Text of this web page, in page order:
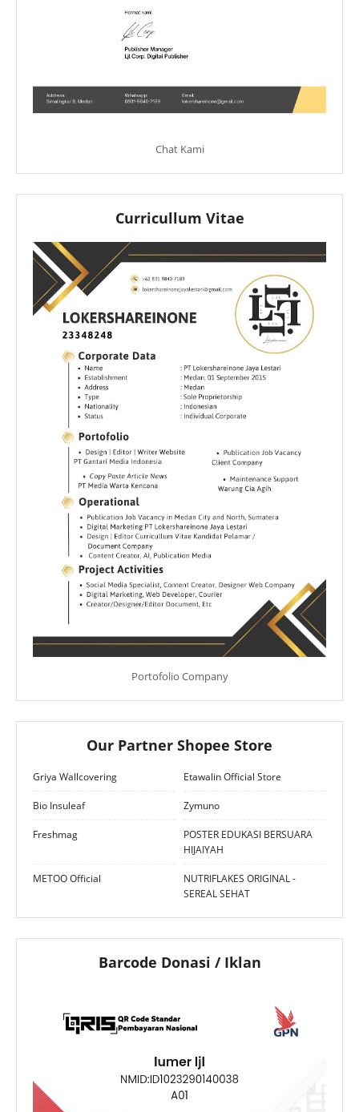
Chat Kami
Curricullum Vitae
Portofolio Company
Our Partner Shopee Store
Griya Wallcovering Etawalin Official Store
Bio Insuleaf Zymuno
Freshmag
POSTER EDUKASI BERSUARA
HIJAIYAH
METOO Official
NUTRIFLAKES ORIGINAL -
SEREAL SEHAT
Barcode Donasi / Iklan